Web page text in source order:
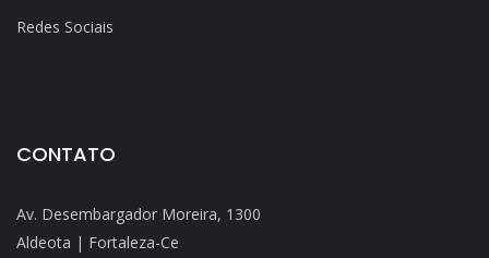
Redes Sociais
CONTATO
Av. Desembargador Moreira, 1300
Aldeota | Fortaleza-Ce